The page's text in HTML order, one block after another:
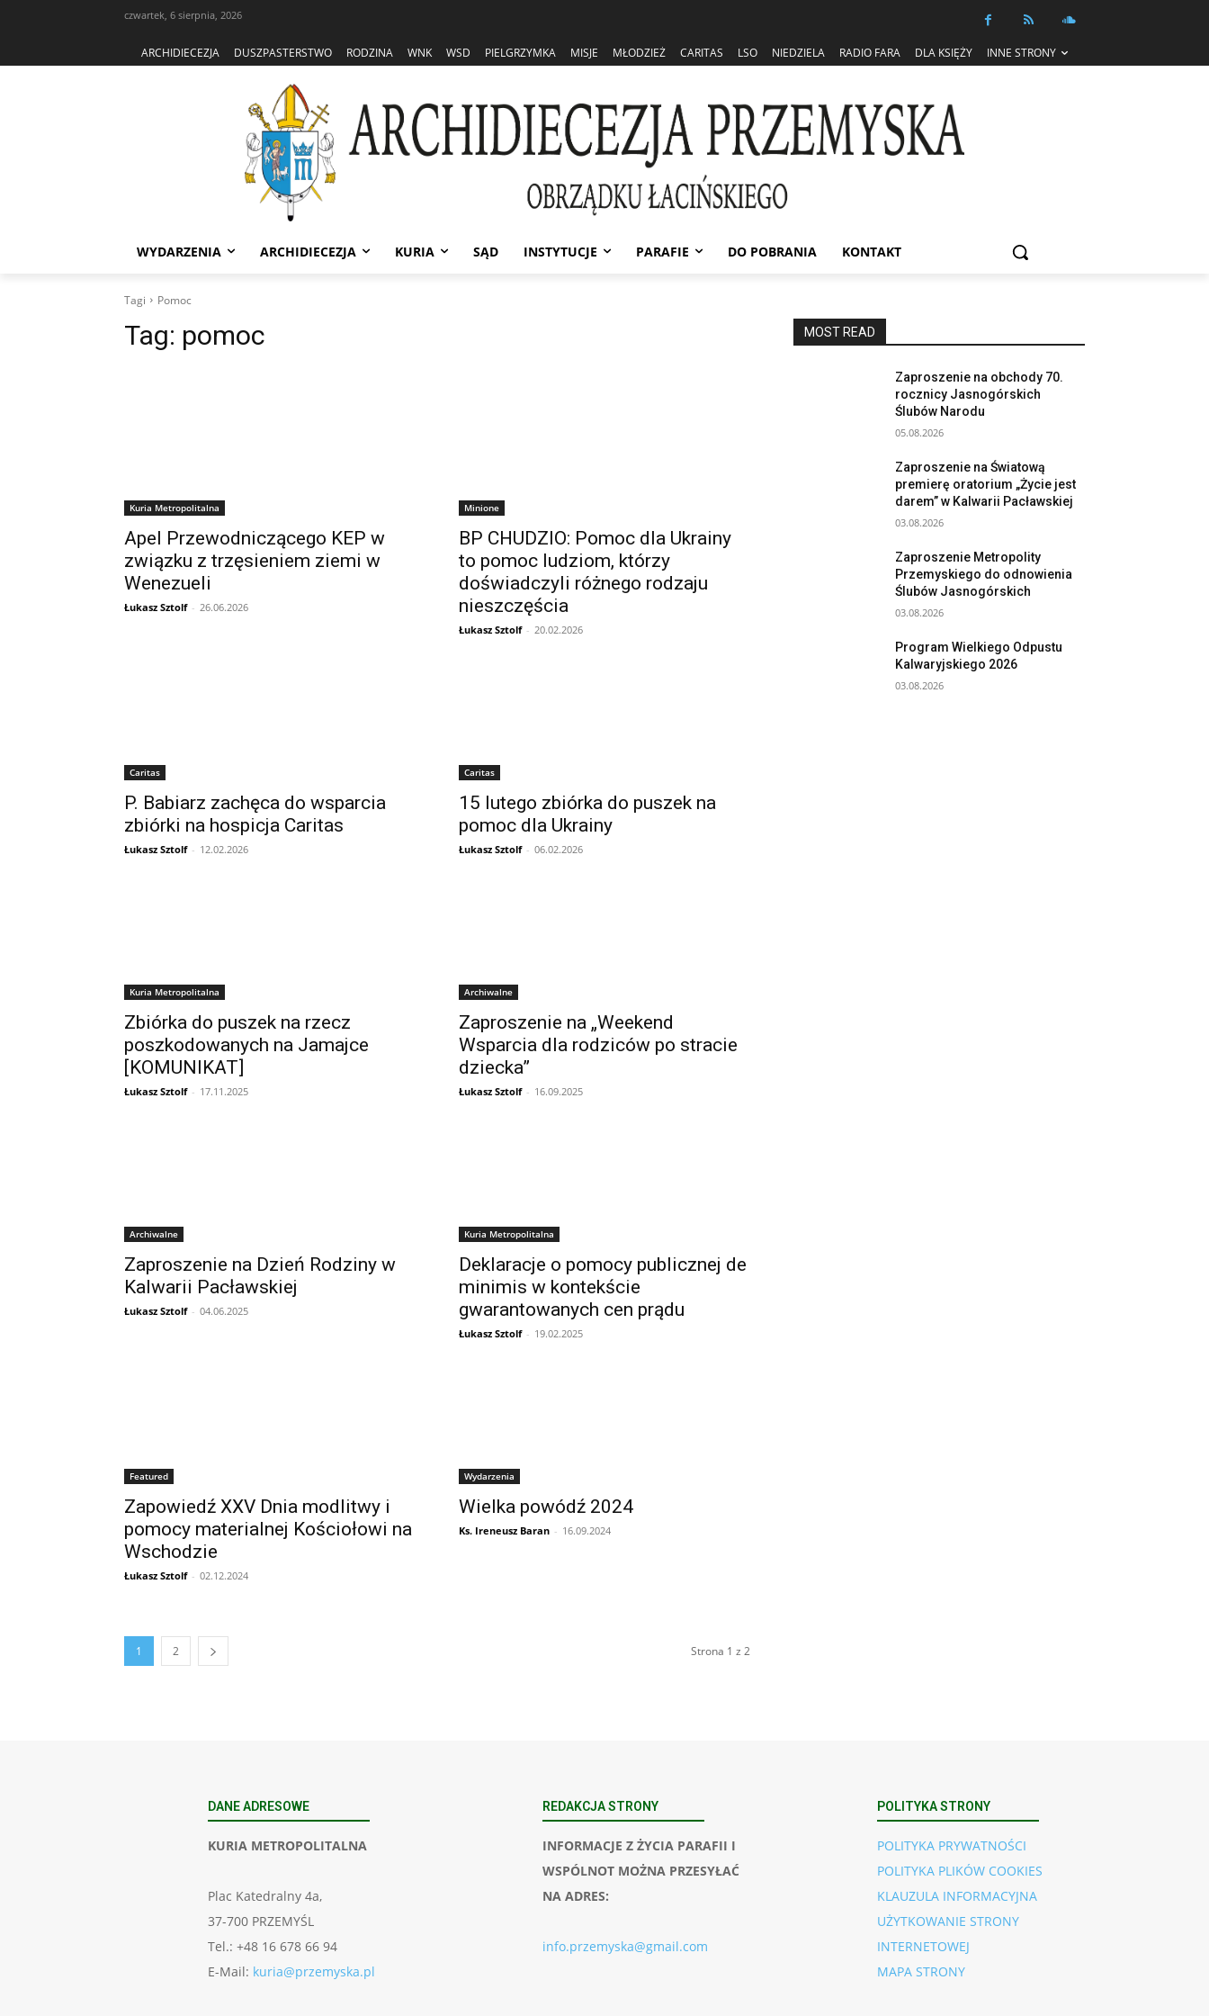
czwartek, 6 sierpnia, 2026
ARCHIDIECEZJA DUSZPASTERSTWO RODZINA WNK WSD PIELGRZYMKA MISJE MŁODZIEŻ CARITAS LSO NIEDZIELA RADIO FARA DLA KSIĘŻY INNE STRONY
WYDARZENIA ARCHIDIECEZJA KURIA SĄD INSTYTUCJE PARAFIE DO POBRANIA KONTAKT
Tagi Pomoc
Tag: pomoc
Kuria Metropolitalna
Apel Przewodniczącego KEP w
związku z trzęsieniem ziemi w
Wenezueli
Łukasz Sztolf - 26.06.2026
Minione
BP CHUDZIO: Pomoc dla Ukrainy
to pomoc ludziom, którzy
doświadczyli różnego rodzaju
nieszczęścia
Łukasz Sztolf - 20.02.2026
Caritas
P. Babiarz zachęca do wsparcia
zbiórki na hospicja Caritas
Łukasz Sztolf - 12.02.2026
Caritas
15 lutego zbiórka do puszek na
pomoc dla Ukrainy
Łukasz Sztolf - 06.02.2026
Kuria Metropolitalna
Zbiórka do puszek na rzecz
poszkodowanych na Jamajce
[KOMUNIKAT]
Łukasz Sztolf - 17.11.2025
Archiwalne
Zaproszenie na „Weekend
Wsparcia dla rodziców po stracie
dziecka”
Łukasz Sztolf - 16.09.2025
Archiwalne
Zaproszenie na Dzień Rodziny w
Kalwarii Pacławskiej
Łukasz Sztolf - 04.06.2025
Kuria Metropolitalna
Deklaracje o pomocy publicznej de
minimis w kontekście
gwarantowanych cen prądu
Łukasz Sztolf - 19.02.2025
Featured
Zapowiedź XXV Dnia modlitwy i
pomocy materialnej Kościołowi na
Wschodzie
Łukasz Sztolf - 02.12.2024
Wydarzenia
Wielka powódź 2024
Ks. Ireneusz Baran - 16.09.2024
1 2 Strona 1 z 2
MOST READ
Zaproszenie na obchody 70.
rocznicy Jasnogórskich
Ślubów Narodu
05.08.2026
Zaproszenie na Światową
premierę oratorium „Życie jest
darem” w Kalwarii Pacławskiej
03.08.2026
Zaproszenie Metropolity
Przemyskiego do odnowienia
Ślubów Jasnogórskich
03.08.2026
Program Wielkiego Odpustu
Kalwaryjskiego 2026
03.08.2026
DANE ADRESOWE
KURIA METROPOLITALNA
Plac Katedralny 4a,
37-700 PRZEMYŚL
Tel.: +48 16 678 66 94
E-Mail: kuria@przemyska.pl
REDAKCJA STRONY
INFORMACJE Z ŻYCIA PARAFII I
WSPÓLNOT MOŻNA PRZESYŁAĆ
NA ADRES:
info.przemyska@gmail.com
POLITYKA STRONY
POLITYKA PRYWATNOŚCI
POLITYKA PLIKÓW COOKIES
KLAUZULA INFORMACYJNA
UŻYTKOWANIE STRONY
INTERNETOWEJ
MAPA STRONY